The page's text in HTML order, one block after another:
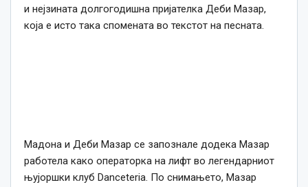
и нејзината долгогодишна пријателка Деби Мазар,
која е исто така спомената во текстот на песната.
Мадона и Деби Мазар се запознале додека Мазар
работела како операторка на лифт во легендарниот
њујоршки клуб Danceteria. По снимањето, Мазар